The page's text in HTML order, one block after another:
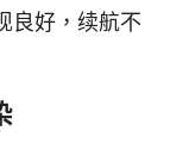
良好，续航不